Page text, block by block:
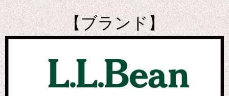
【ブランド】